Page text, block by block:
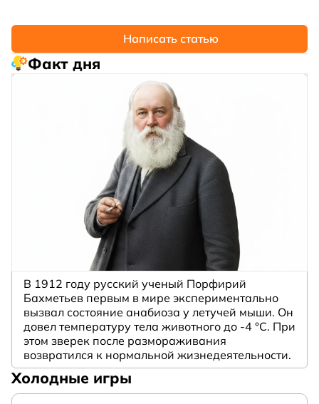
Написать статью
Факт дня
В 1912 году русский ученый Порфирий
Бахметьев первым в мире экспериментально
вызвал состояние анабиоза у летучей мыши. Он
довел температуру тела животного до -4 °C. При
этом зверек после размораживания
возвратился к нормальной жизнедеятельности.
Холодные игры